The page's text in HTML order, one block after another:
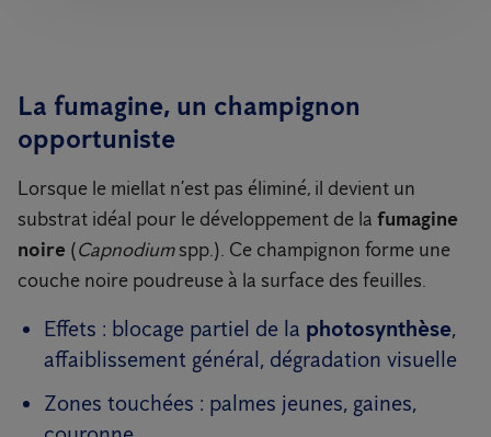
La fumagine, un champignon
opportuniste
Lorsque le miellat n’est pas éliminé, il devient un
substrat idéal pour le développement de la fumagine
noire (Capnodiumspp.). Ce champignon forme une
couche noire poudreuse à la surface des feuilles.
Effets : blocage partiel de la photosynthèse,
affaiblissement général, dégradation visuelle
Zones touchées : palmes jeunes, gaines,